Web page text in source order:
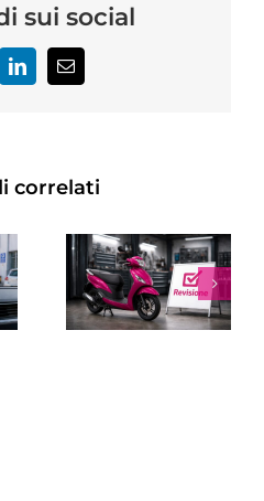
sui social
LinkedInEmail
correlati
PATENTE
SCADUTA:
COSTI,
TEMPI E